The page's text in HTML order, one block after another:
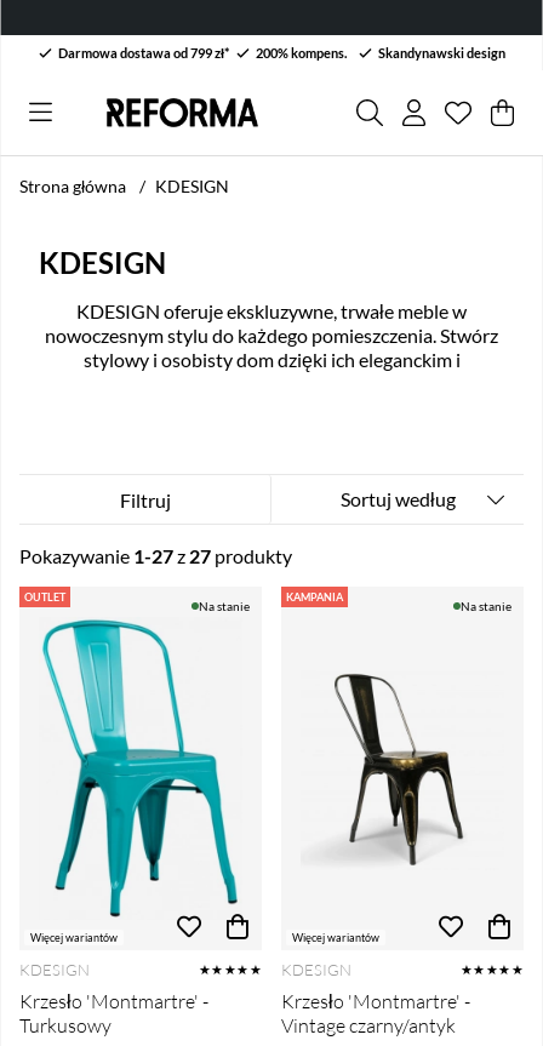
Darmowa dostawa od 799 zł* 200% kompens. Skandynawski design
Lista
Liczba w
. .
Strona główna KDESIGN
KDESIGN
KDESIGN oferuje ekskluzywne, trwałe meble w
nowoczesnym stylu do każdego pomieszczenia. Stwórz
stylowy i osobisty dom dzięki ich eleganckim i
Filtruj Sortuj według
Pokazywanie 1-27z 27 produkty
Produkty
OUTLET
Więcej wariantów
Na stanie
KDESIGN ★★★★★
Krzesło 'Montmartre' -
Turkusowy
KAMPANIA
Więcej wariantów
Na stanie
KDESIGN ★★★★★
Krzesło 'Montmartre' -
Vintage czarny/antyk